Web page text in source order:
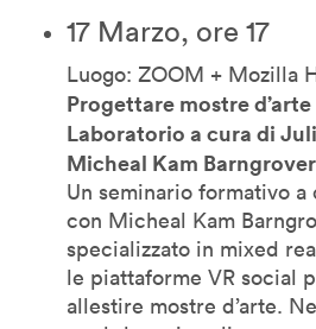
17 Marzo, ore 17
Luogo: ZOOM + Mozilla
Progettare mostre
Laboratorio a cura di
Micheal Kam
Un seminario formativo
con Micheal Kam
specializzato in mixed
le piattaforme VR social
allestire mostre d’arte.